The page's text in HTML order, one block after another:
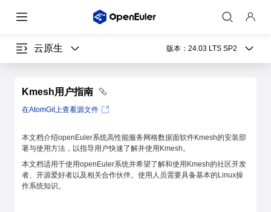
云原生 版本： 24.03 LTS SP2
Kmesh用户指南
在AtomGit上查看源文件
本文档介绍openEuler系统高性能服务网格数据面软件Kmesh的安装部
署与使用方法，以指导用户快速了解并使用Kmesh。
本文档适用于使用openEuler系统并希望了解和使用Kmesh的社区开发
者、开源爱好者以及相关合作伙伴。使用人员需要具备基本的Linux操
作系统知识。